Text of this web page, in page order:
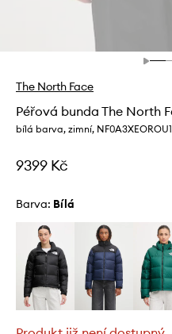
The North Face
Péřová bunda The North
bílá barva, zimní, NF0A3XEOROU1
9399 Kč
Barva: bílá